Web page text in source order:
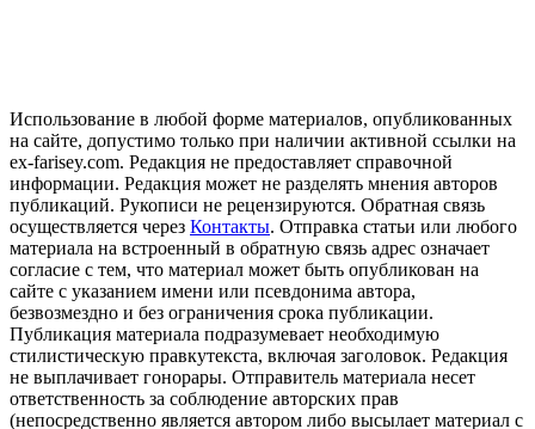
Использование в любой форме материалов, опубликованных
на сайте, допустимо только при наличии активной ссылки на
ex-farisey.com. Редакция не предоставляет справочной
информации. Редакция может не разделять мнения авторов
публикаций. Рукописи не рецензируются. Обратная связь
осуществляется через Контакты. Отправка статьи или любого
материала на встроенный в обратную связь адрес означает
согласие с тем, что материал может быть опубликован на
сайте с указанием имени или псевдонима автора,
безвозмездно и без ограничения срока публикации.
Публикация материала подразумевает необходимую
стилистическую правкутекста, включая заголовок. Редакция
не выплачивает гонорары. Отправитель материала несет
ответственность за соблюдение авторских прав
(непосредственно является автором либо высылает материал с